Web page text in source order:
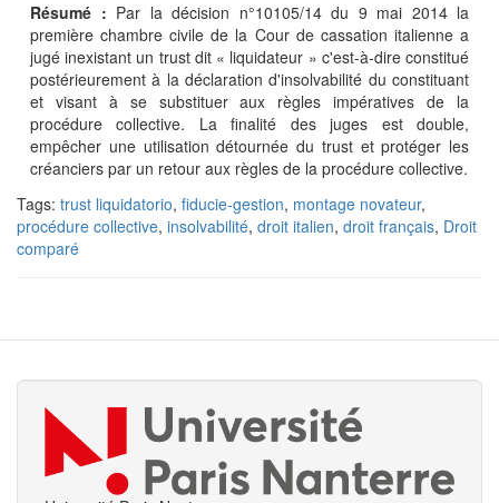
Résumé : Par la décision n°10105/14 du 9 mai 2014 la
première chambre civile de la Cour de cassation italienne a
jugé inexistant un trust dit « liquidateur » c'est-à-dire constitué
postérieurement à la déclaration d'insolvabilité du constituant
et visant à se substituer aux règles impératives de la
procédure collective. La finalité des juges est double,
empêcher une utilisation détournée du trust et protéger les
créanciers par un retour aux règles de la procédure collective.
Tags: trust liquidatorio, fiducie-gestion, montage novateur,
procédure collective, insolvabilité, droit italien, droit français, Droit
comparé